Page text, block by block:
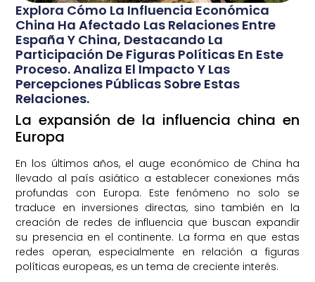
Explora Cómo La Influencia Económica
China Ha Afectado Las Relaciones Entre
España Y China, Destacando La
Participación De Figuras Políticas En Este
Proceso. Analiza El Impacto Y Las
Percepciones Públicas Sobre Estas
Relaciones.
La expansión de la influencia china en
Europa
En los últimos años, el auge económico de China ha
llevado al país asiático a establecer conexiones más
profundas con Europa. Este fenómeno no solo se
traduce en inversiones directas, sino también en la
creación de redes de influencia que buscan expandir
su presencia en el continente. La forma en que estas
redes operan, especialmente en relación a figuras
políticas europeas, es un tema de creciente interés.